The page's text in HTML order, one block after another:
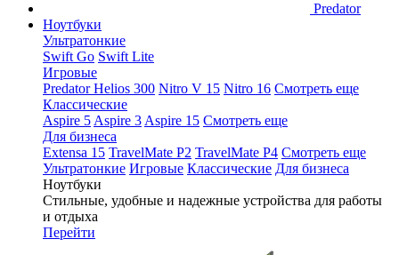
Predator
Ноутбуки
Ультратонкие
Swift Go Swift Lite
Игровые
Predator Helios 300 Nitro V 15 Nitro 16 Смотреть еще
Классические
Aspire 5 Aspire 3 Aspire 15 Смотреть еще
Для бизнеса
Extensa 15 TravelMate P2 TravelMate P4 Смотреть еще
Ультратонкие Игровые Классические Для бизнеса
Ноутбуки
Стильные, удобные и надежные устройства для работы
и отдыха
Перейти